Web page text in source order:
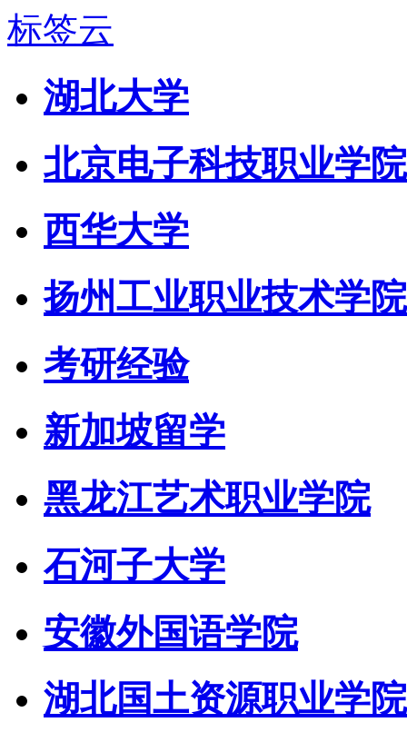
标签云
湖北大学
北京电子科技职业学院
西华大学
扬州工业职业技术学院
考研经验
新加坡留学
黑龙江艺术职业学院
石河子大学
安徽外国语学院
湖北国土资源职业学院